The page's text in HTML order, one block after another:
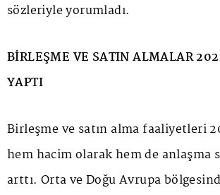
sözleriyle yorumladı.
BİRLEŞME VE SATIN ALMALAR
YAPTI
Birleşme ve satın alma faaliyetleri
hem hacim olarak hem de anlaşma
arttı. Orta ve Doğu Avrupa